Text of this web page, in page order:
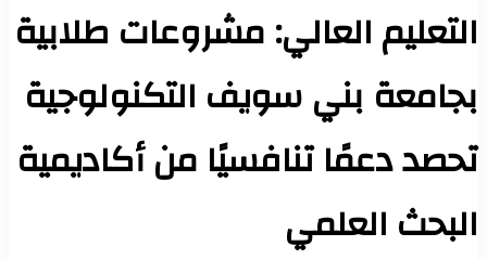
التعليم العالي: مشروعات طلابية
بجامعة بني سويف التكنولوجية
تحصد دعمًا تنافسيًا من أكاديمية
البحث العلمي